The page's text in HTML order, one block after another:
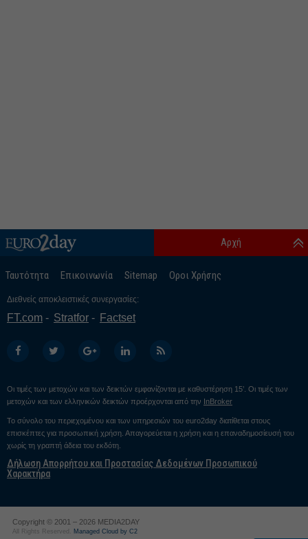
Ταυτότητα Επικοινωνία Sitemap Οροι Χρήσης
Αρχή
Διεθνείς αποκλειστικές συνεργασίες:
FT.com Stratfor Factset
Οι τιμές των μετοχών και των δεικτών εμφανίζονται με καθυστέρηση 15’. Οι τιμές των
μετοχών και των ελληνικών δεικτών προέρχονται από την InBroker
Το σύνολο του περιεχομένου και των υπηρεσιών του euro2day διατίθεται στους
επισκέπτες για προσωπική χρήση. Απαγορεύεται η χρήση και η επαναδημοσίευσή του
χωρίς τη γραπτή άδεια του εκδότη.
Δήλωση Απορρήτου και Προστασίας Δεδομένων Προσωπικού
Χαρακτήρα
Copyright © 2001 – 2026 MEDIA2DAY
All Rights Reserved. Managed Cloud by C2